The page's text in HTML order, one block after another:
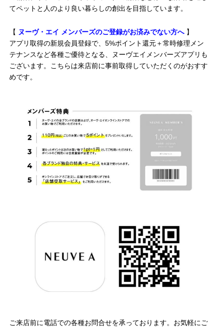
てペットと人のより良い暮らしの創出を目指しています。
【 ヌーヴ・エイ メンバーズのご登録がお済みでない方へ 】
アプリ取得の新規会員登録で、5%ポイント還元＋常時修理メン
テナンスなど各種ご優待となる、ヌーヴエイメンバーズアプリも
ございます。こちらは来店前に事前取得していただくのがおすす
めです。
ご来店前に電話での各種お問合せを承っております。お気軽にご